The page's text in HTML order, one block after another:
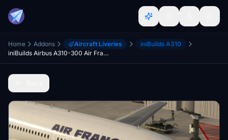
Home Addons Aircraft Liveries
iniBuilds A310
iniBuilds Airbus A310-300 Air France 1990 F-GEMP